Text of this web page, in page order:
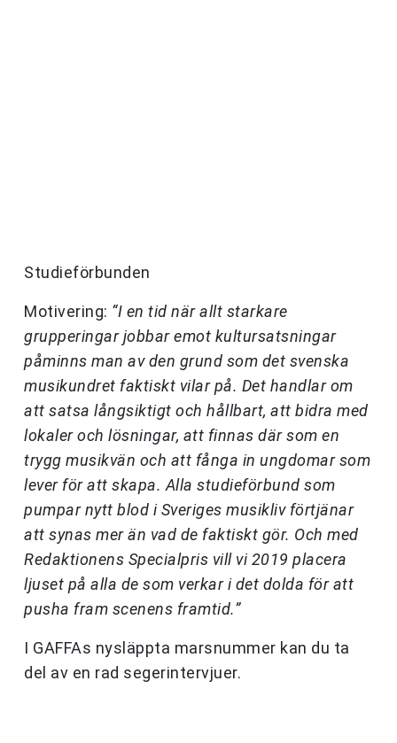
Studieförbunden
Motivering: “I en tid när allt starkare
grupperingar jobbar emot kultursatsningar
påminns man av den grund som det svenska
musikundret faktiskt vilar på. Det handlar om
att satsa långsiktigt och hållbart, att bidra med
lokaler och lösningar, att finnas där som en
trygg musikvän och att fånga in ungdomar som
lever för att skapa. Alla studieförbund som
pumpar nytt blod i Sveriges musikliv förtjänar
att synas mer än vad de faktiskt gör. Och med
Redaktionens Specialpris vill vi 2019 placera
ljuset på alla de som verkar i det dolda för att
pusha fram scenens framtid.”
I GAFFAs nysläppta marsnummer kan du ta
del av en rad segerintervjuer.